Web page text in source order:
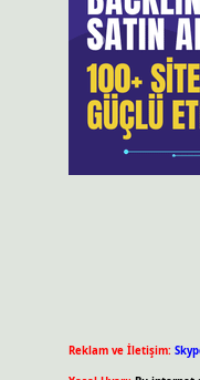
Reklam ve İletişim: